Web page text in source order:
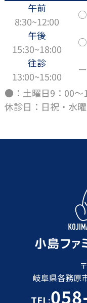
午前
8:30~12:00
○
午後
15:30~18:00
○
往診
13:00~15:00
ー
●：土曜日9：00～
休診日：日祝・水
岐阜県各務原
TEL: